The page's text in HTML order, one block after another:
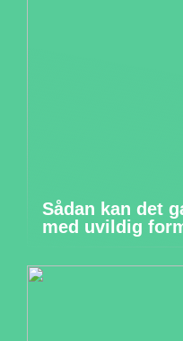
Sådan kan det
med uvildig